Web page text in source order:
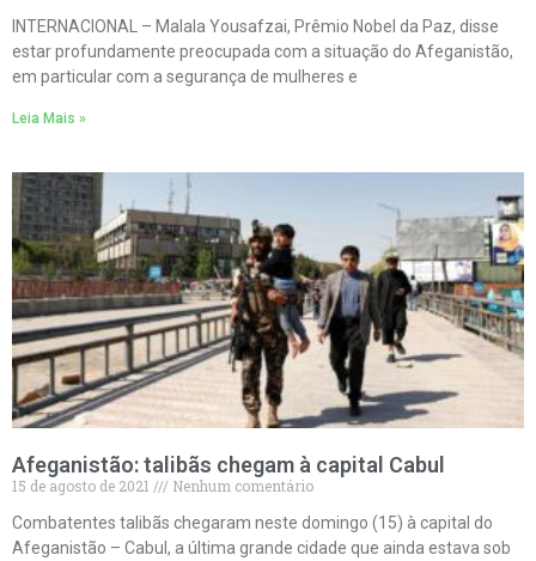
INTERNACIONAL – Malala Yousafzai, Prêmio Nobel da Paz, disse
estar profundamente preocupada com a situação do Afeganistão,
em particular com a segurança de mulheres e
Leia Mais »
Afeganistão: talibãs chegam à capital Cabul
15 de agosto de 2021
Nenhum comentário
Combatentes talibãs chegaram neste domingo (15) à capital do
Afeganistão – Cabul, a última grande cidade que ainda estava sob